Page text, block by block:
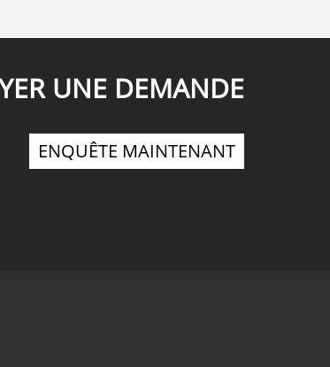
UNE DEMANDE
ENQUÊTE MAINTENANT